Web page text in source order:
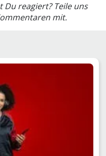
Du reagiert? Teile uns
mit.